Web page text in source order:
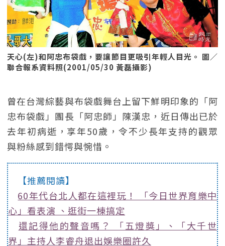
天心(左)和阿忠布袋戲，要讓節目更吸引年輕人目光。 圖／
聯合報系資料照(2001/05/30 黃磊攝影)
曾在台灣綜藝與布袋戲舞台上留下鮮明印象的「阿
忠布袋戲」團長「阿忠師」陳漢忠，近日傳出已於
去年初病逝，享年50歲，令不少長年支持的觀眾
與粉絲感到錯愕與惋惜。
【推薦閱讀】
60年代台北人都在這裡玩！ 「今日世界育樂中
心」看表演 、逛街一棟搞定
還記得他的聲音嗎？ 「五燈獎」、「大千世
界」主持人李睿舟退出娛樂圈許久